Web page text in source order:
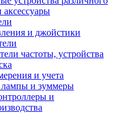
аксессуары
и джойстики
частоты, устройства
и учета
и зуммеры
и